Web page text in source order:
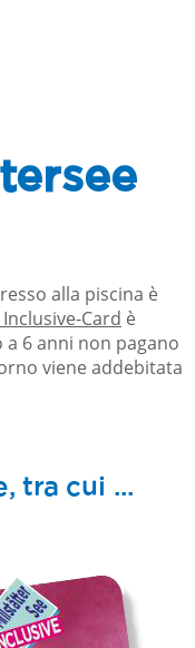
alla piscina è
Card è
6 anni non pagano
viene addebitata
tra cui ...